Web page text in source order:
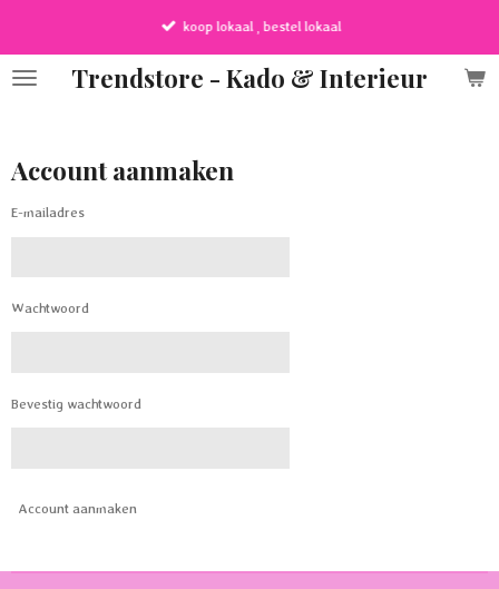
naar
de
Trendstore - Kado & Interieur
koop lokaal , bestel lokaal
Account aanmaken
E-mailadres
Wachtwoord
Bevestig wachtwoord
Account aanmaken